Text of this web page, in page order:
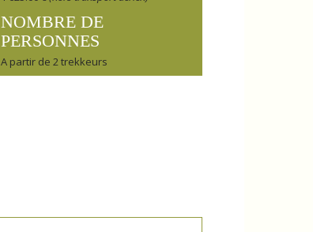
NOMBRE DE
PERSONNES
A partir de 2 trekkeurs